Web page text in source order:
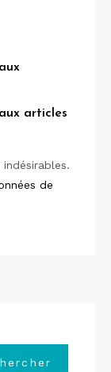
articles
de